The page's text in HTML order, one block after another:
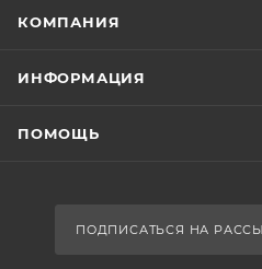
КОМПАНИЯ
ИНФОРМАЦИЯ
ПОМОЩЬ
ПОДПИСАТЬСЯ НА